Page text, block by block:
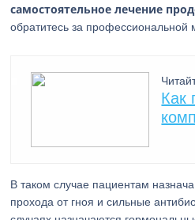
самостоятельное лечение
обратитесь за
Как
В таком случае пациентам
прохода от гноя и сильные